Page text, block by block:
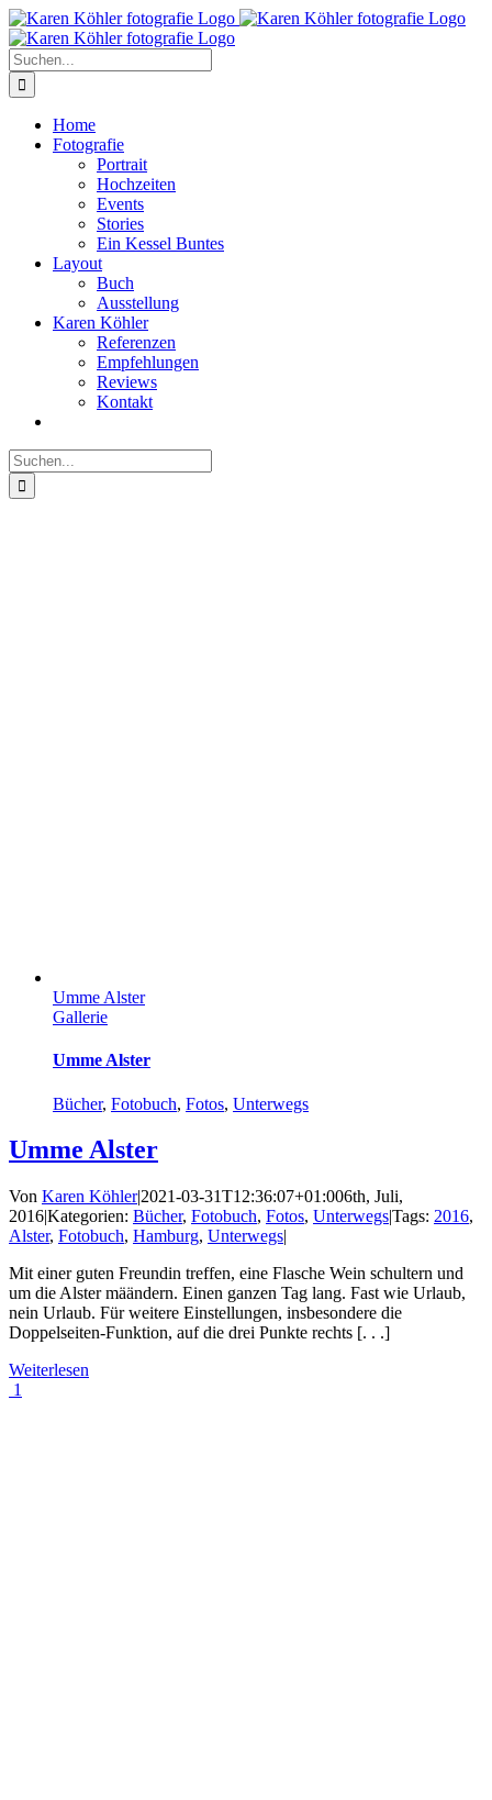
Zum
Inhalt
springen
Suche
nach:
Home
Fotografie
Portrait
Hochzeiten
Events
Stories
Ein Kessel Buntes
Layout
Buch
Ausstellung
Karen Köhler
Referenzen
Empfehlungen
Reviews
Kontakt
Suche
nach:
Umme Alster
Gallerie
Umme Alster
Bücher, Fotobuch, Fotos, Unterwegs
Umme Alster
Von Karen Köhler|2021-03-31T12:36:07+01:006th, Juli,
2016|Kategorien: Bücher, Fotobuch, Fotos, Unterwegs|Tags: 2016,
Alster, Fotobuch, Hamburg, Unterwegs|
Mit einer guten Freundin treffen, eine Flasche Wein schultern und
um die Alster määndern. Einen ganzen Tag lang. Fast wie Urlaub,
nein Urlaub. Für weitere Einstellungen, insbesondere die
Doppelseiten-Funktion, auf die drei Punkte rechts [. . .]
Weiterlesen
1